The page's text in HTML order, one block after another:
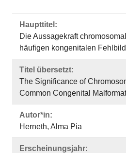
Haupttitel:
Die Aussagekraft
häufigen kongenitalen
Titel übersetzt:
The Significance of
Common Congenital
Autor*in:
Herneth, Alma Pia
Erscheinungsjahr: